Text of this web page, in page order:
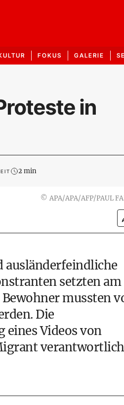
FOKUS GALERIE
in
2 min
© APA/APA/AFP/PAUL
ausländerfeindliche
setzten am
mussten
Die
Videos von
verantwortlich